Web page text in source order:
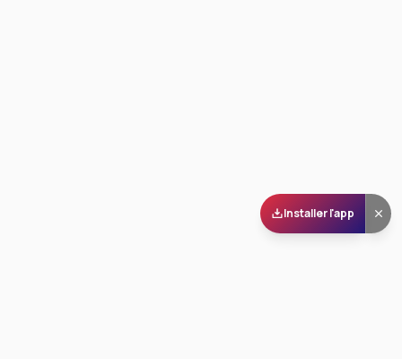
Installer l'app